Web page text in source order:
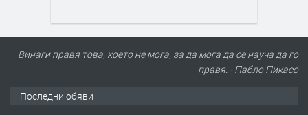
Винаги правя това, което не мога, за да мога да се науча да го
правя. - Пабло Пикасо
Последни обяви